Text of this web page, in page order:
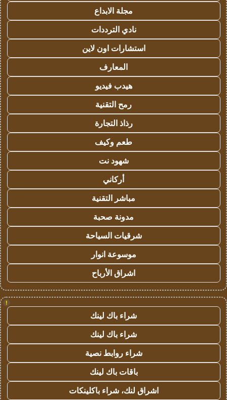
مجلة الابداع
نادي الترددات
استشارات اون لاين
المعارف
هيدب فيديو
رمح التقنية
رذاذ التجارة
طعم وكيف
شهود نت
أركاني
مباشر التقنية
مدونة صحبة
شرقيات السياحة
موسوعة انوار
اشراق الأرباح
!
شراء باك لينك
شراء باك لينك
شراء روابط نصية
باقات باك لينك
اشراق لنك، شراء باكلينكات